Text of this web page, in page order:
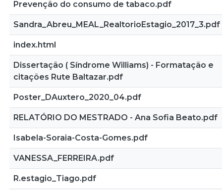
Prevenção do consumo de tabaco.pdf
Sandra_Abreu_MEAL_RealtorioEstagio_2017_3.pdf
index.html
Dissertação ( Síndrome Williams) - Formatação e
citações Rute Baltazar.pdf
Poster_DAuxtero_2020_04.pdf
RELATÓRIO DO MESTRADO - Ana Sofia Beato.pdf
Isabela-Soraia-Costa-Gomes.pdf
VANESSA_FERREIRA.pdf
R.estagio_Tiago.pdf